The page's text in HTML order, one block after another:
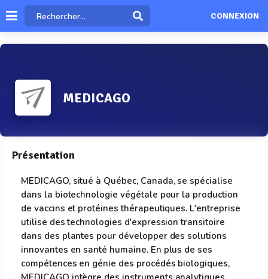
CONNEXION
MEDICAGO
Présentation
MEDICAGO, situé à Québec, Canada, se spécialise
dans la biotechnologie végétale pour la production
de vaccins et protéines thérapeutiques. L'entreprise
utilise des technologies d'expression transitoire
dans des plantes pour développer des solutions
innovantes en santé humaine. En plus de ses
compétences en génie des procédés biologiques,